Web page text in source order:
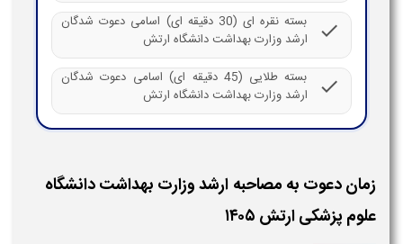
check
بسته نقره ای (30 دقیقه ای) اسامی دعوت شدگان
ارشد وزارت بهداشت دانشگاه ارتش
check
بسته طلایی (45 دقیقه ای) اسامی دعوت شدگان
ارشد وزارت بهداشت دانشگاه ارتش
زمان دعوت به مصاحبه ارشد وزارت بهداشت دانشگاه
علوم پزشکی ارتش ۱۴۰۵